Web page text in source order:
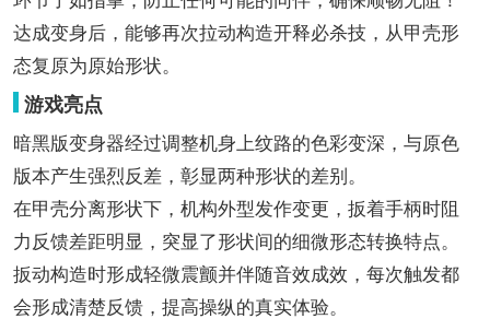
达成变身后，能够再次拉动构造开释必杀技，从甲壳形
态复原为原始形状。
游戏亮点
暗黑版变身器经过调整机身上纹路的色彩变深，与原色
版本产生强烈反差，彰显两种形状的差别。
在甲壳分离形状下，机构外型发作变更，扳着手柄时阻
力反馈差距明显，突显了形状间的细微形态转换特点。
扳动构造时形成轻微震颤并伴随音效成效，每次触发都
会形成清楚反馈，提高操纵的真实体验。